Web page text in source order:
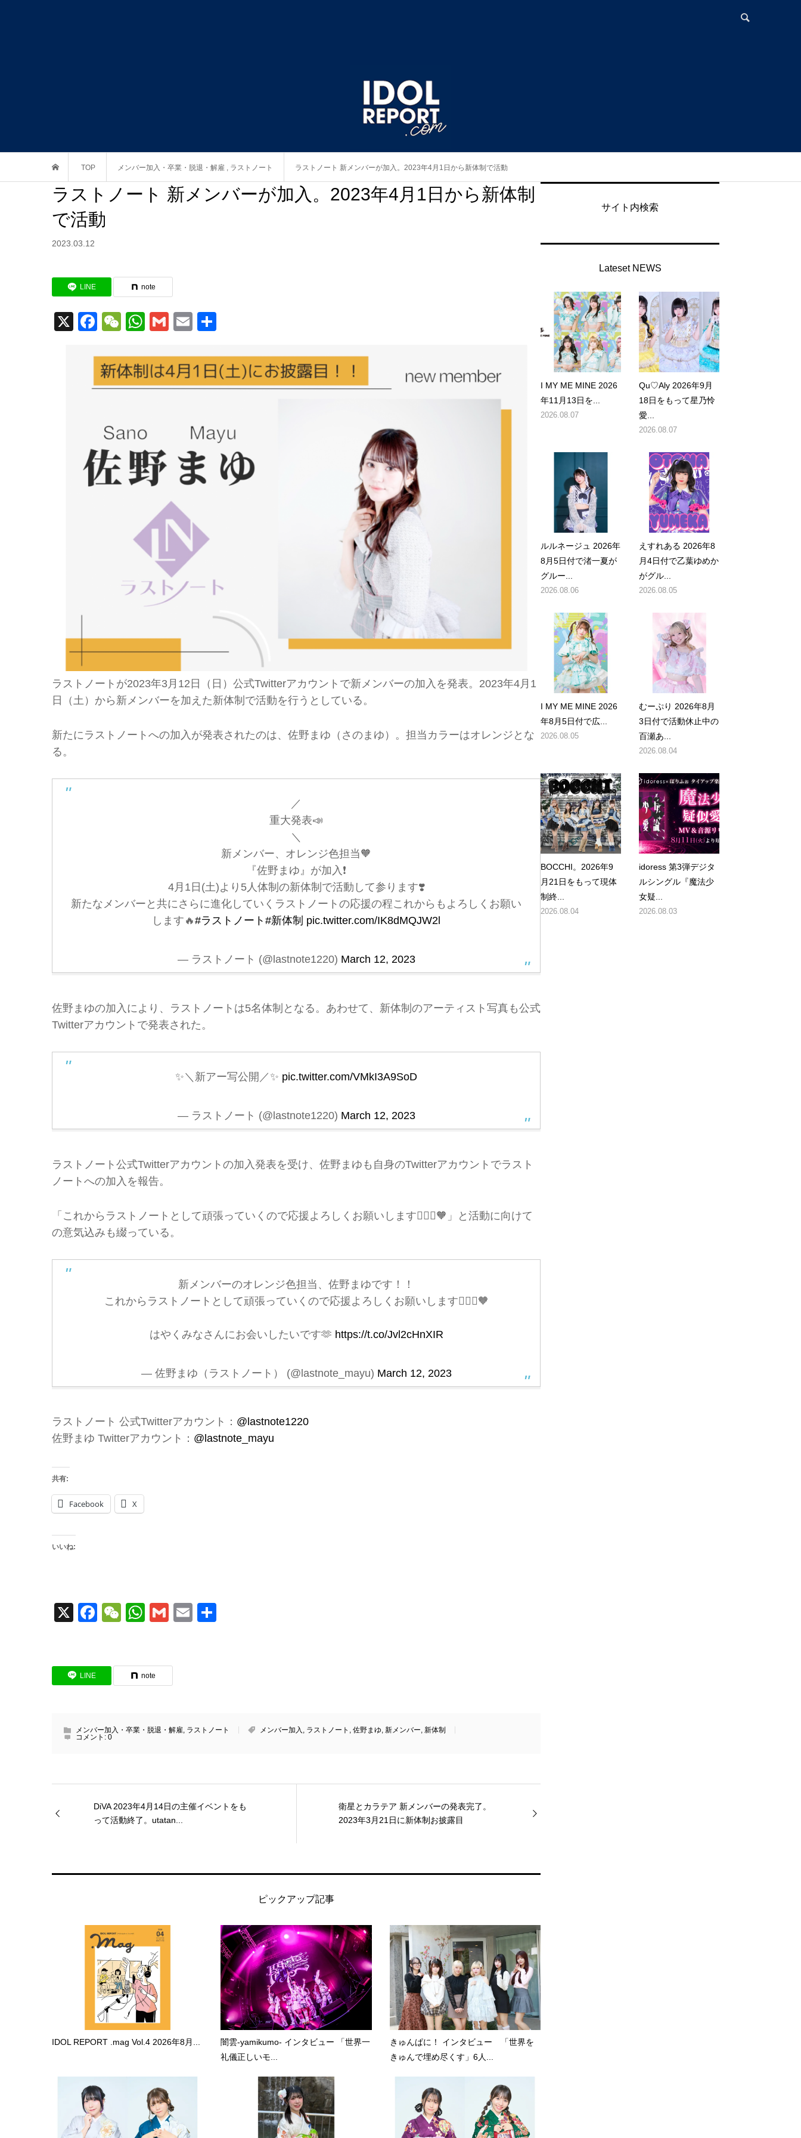
TOP メンバー加入・卒業・脱退・解雇 , ラストノート ラストノート 新メンバーが加入。2023年4月1日から新体制で活動
ラストノート 新メンバーが加入。2023年4月1日から新体制
で活動
2023.03.12
LINE note
X Facebook
WeChat
WhatsApp
GmailEmail
ラストノートが2023年3月12日（日）公式Twitterアカウントで新メンバーの加入を発表。2023年4月1
日（土）から新メンバーを加えた新体制で活動を行うとしている。
新たにラストノートへの加入が発表されたのは、佐野まゆ（さのまゆ）。担当カラーはオレンジとな
る。
／
重大発表📣
＼
新メンバー、オレンジ色担当🧡
『佐野まゆ』が加入❗️
4月1日(土)より5人体制の新体制で活動して参ります❣️
新たなメンバーと共にさらに進化していくラストノートの応援の程これからもよろしくお願い
します🔥#ラストノート #新体制 pic.twitter.com/IK8dMQJW2l
— ラストノート (@lastnote1220) March 12, 2023
佐野まゆの加入により、ラストノートは5名体制となる。あわせて、新体制のアーティスト写真も公式
Twitterアカウントで発表された。
✨＼新アー写公開／✨ pic.twitter.com/VMkI3A9SoD
— ラストノート (@lastnote1220) March 12, 2023
ラストノート公式Twitterアカウントの加入発表を受け、佐野まゆも自身のTwitterアカウントでラスト
ノートへの加入を報告。
「これからラストノートとして頑張っていくので応援よろしくお願いします🙇🏻‍♀️🧡」と活動に向けて
の意気込みも綴っている。
新メンバーのオレンジ色担当、佐野まゆです！！
これからラストノートとして頑張っていくので応援よろしくお願いします🙇🏻‍♀️🧡
はやくみなさんにお会いしたいです🫶 https://t.co/Jvl2cHnXIR
— 佐野まゆ（ラストノート） (@lastnote_mayu) March 12, 2023
ラストノート 公式Twitterアカウント： @lastnote1220
佐野まゆ Twitterアカウント： @lastnote_mayu
共有:
Facebook X
いいね:
X Facebook
WeChat
WhatsApp
GmailEmail
LINE note
メンバー加入・卒業・脱退・解雇 ラストノート メンバー加入 ラストノート 佐野まゆ 新メンバー 新体制
コメント: 0
DiVA 2023年4月14日の主催イベントをも
って活動終了。utatan...
衛星とカラテア 新メンバーの発表完了。
2023年3月21日に新体制お披露目
ピックアップ記事
IDOL REPORT .mag Vol.4 2026年8月...
闇雲-yamikumo- インタビュー 「世界一
礼儀正しいモ...
きゅんぱに！ インタビュー 「世界を
きゅんで埋め尽くす」6人...
サイト内検索
Lateset NEWS
I MY ME MINE 2026
年11月13日を...
2026.08.07
Qu♡Aly 2026年9月
18日をもって星乃怜
愛...
2026.08.07
ルルネージュ 2026年
8月5日付で渚一夏が
グルー...
2026.08.06
えすれある 2026年8
月4日付で乙葉ゆめか
がグル...
2026.08.05
I MY ME MINE 2026
年8月5日付で広...
2026.08.05
むーぷり 2026年8月
3日付で活動休止中の
百瀬あ...
2026.08.04
BOCCHI。2026年9
月21日をもって現体
制終...
2026.08.04
idoress 第3弾デジタ
ルシングル『魔法少
女疑...
2026.08.03